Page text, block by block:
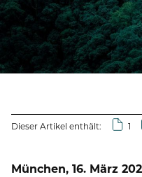
Dieser Artikel enthält: 1
München, 16. März